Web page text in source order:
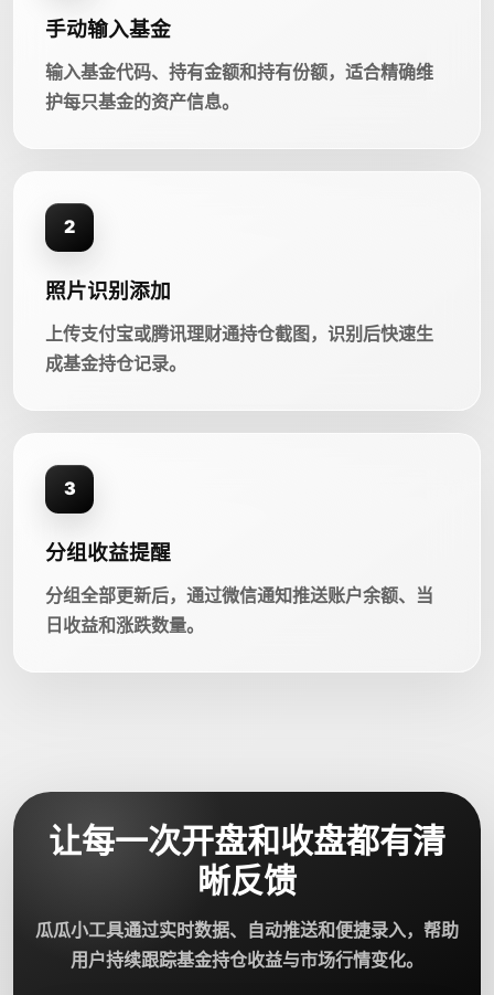
手动输入基金
输入基金代码、持有金额和持有份额，适合精确维
护每只基金的资产信息。
2
照片识别添加
上传支付宝或腾讯理财通持仓截图，识别后快速生
成基金持仓记录。
3
分组收益提醒
分组全部更新后，通过微信通知推送账户余额、当
日收益和涨跌数量。
让每一次开盘和收盘都有清
晰反馈
瓜瓜小工具通过实时数据、自动推送和便捷录入，帮助
用户持续跟踪基金持仓收益与市场行情变化。